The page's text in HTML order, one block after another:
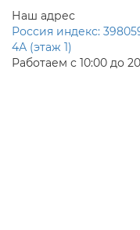
Наш адрес
Россия индекс:
4А (этаж 1)
Работаем с 10:00 до